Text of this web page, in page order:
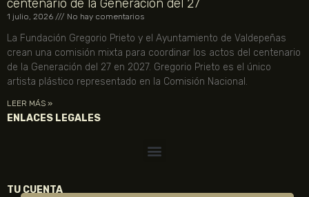
centenario de la Generación del 27
1 julio, 2026 No hay comentarios
La Fundación Gregorio Prieto y el Ayuntamiento de Valdepeñas
crean una comisión mixta para coordinar los actos del centenario
de la Generación del 27 en 2027. Gregorio Prieto es el único
artista plástico representado en la Comisión Nacional.
LEER MÁS »
ENLACES LEGALES
TU CUENTA